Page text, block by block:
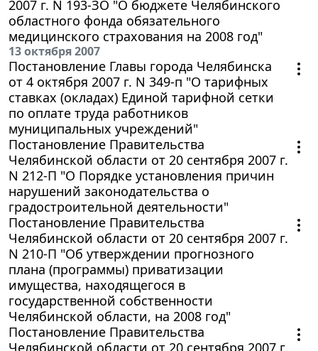
2007 г. N 193-ЗО "О бюджете Челябинского
областного фонда обязательного
медицинского страхования на 2008 год"
13 октября 2007
Постановление Главы города Челябинска
от 4 октября 2007 г. N 349-п "О тарифных
ставках (окладах) Единой тарифной сетки
по оплате труда работников
муниципальных учреждений"
Постановление Правительства
Челябинской области от 20 сентября 2007 г.
N 212-П "О Порядке установления причин
нарушений законодательства о
градостроительной деятельности"
Постановление Правительства
Челябинской области от 20 сентября 2007 г.
N 210-П "Об утверждении прогнозного
плана (программы) приватизации
имущества, находящегося в
государственной собственности
Челябинской области, на 2008 год"
Постановление Правительства
Челябинской области от 20 сентября 2007 г.